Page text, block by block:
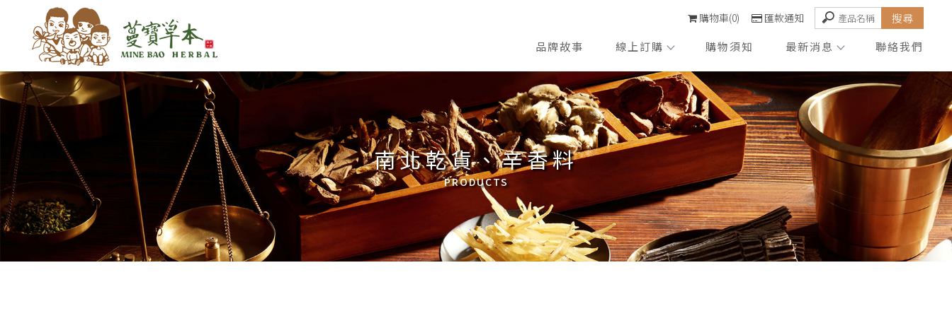
品牌故事 線上訂購 購物須知 最新消息 聯絡我們
購物車(0) 匯款通知
南北乾貨、辛香料